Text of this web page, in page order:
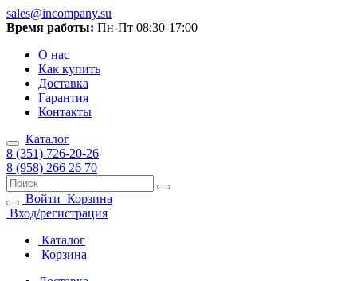
sales@incompany.su
Время работы: Пн-Пт 08:30-17:00
О нас
Как купить
Доставка
Гарантия
Контакты
Каталог
8 (351) 726-20-26
8 (958) 266 26 70
Войти Корзина
Вход/регистрация
Каталог
Корзина